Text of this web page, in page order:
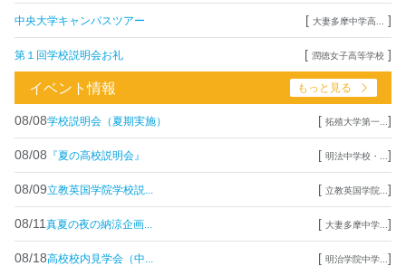
中央大学キャンパスツアー [ 大妻多摩中学高... ]
第１回学校説明会お礼 [ 潤徳女子高等学校 ]
イベント情報 もっと見る
08/08学校説明会（夏期実施） [ 拓殖大学第一... ]
08/08 『夏の高校説明会』 [ 明法中学校・... ]
08/09立教英国学院学校説... [ 立教英国学院... ]
08/11 真夏の夜の納涼企画... [ 大妻多摩中学... ]
08/18高校校内見学会（中... [ 明治学院中学... ]